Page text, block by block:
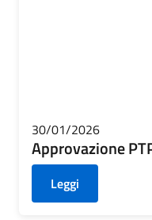
30/01/2026
Approvazione
Leggi